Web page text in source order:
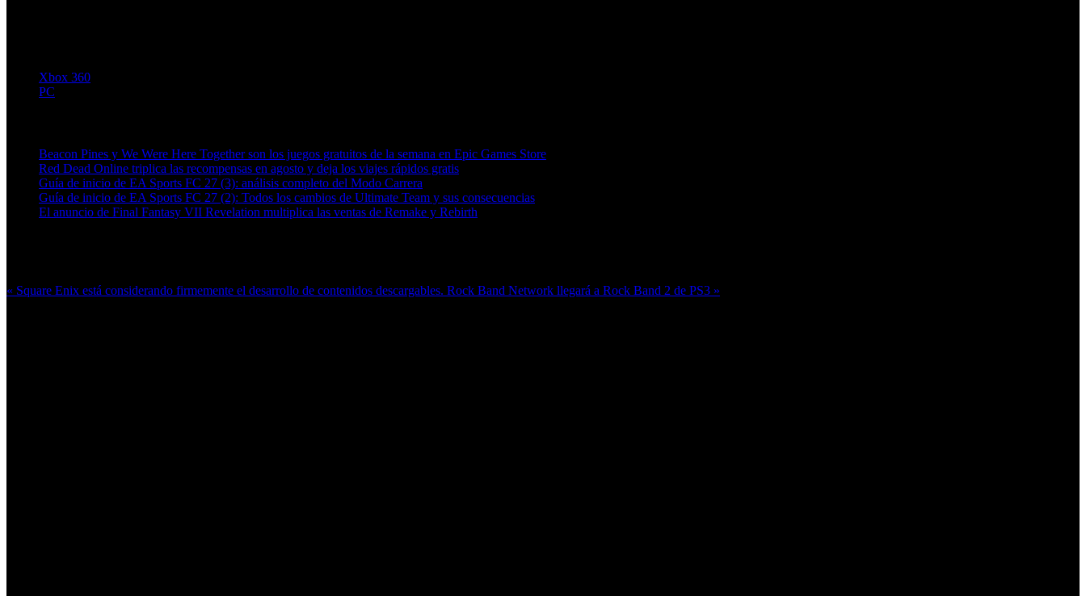
Xbox 360
PC
Beacon Pines y We Were Here Together son los juegos gratuitos de la semana en Epic Games Store
Red Dead Online triplica las recompensas en agosto y deja los viajes rápidos gratis
Guía de inicio de EA Sports FC 27 (3): análisis completo del Modo Carrera
Guía de inicio de EA Sports FC 27 (2): Todos los cambios de Ultimate Team y sus consecuencias
El anuncio de Final Fantasy VII Revelation multiplica las ventas de Remake y Rebirth
« Square Enix está considerando firmemente el desarrollo de contenidos descargables. Rock Band Network llegará a Rock Band 2 de PS3 »